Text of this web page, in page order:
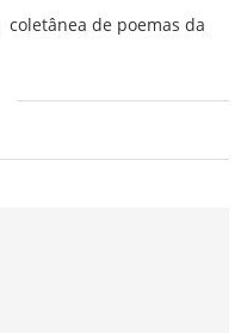
de poemas da